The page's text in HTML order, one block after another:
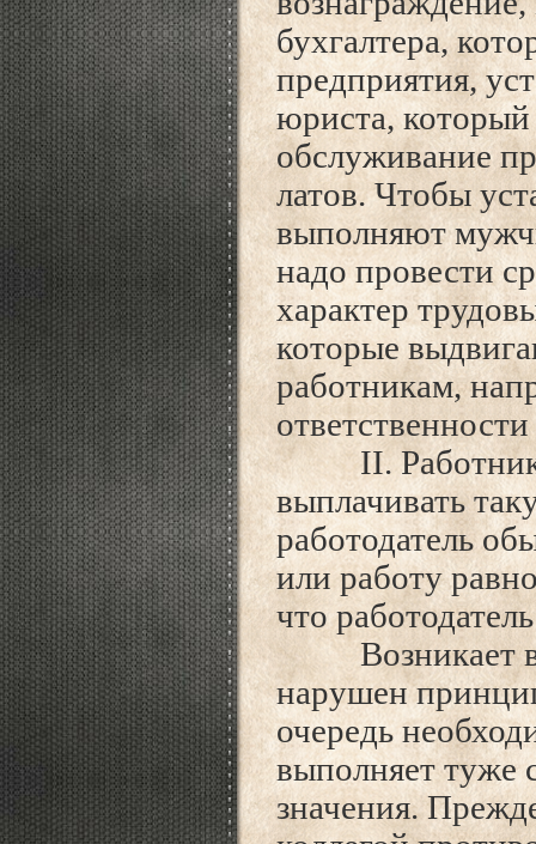
бухгалтера,
предприятия,
юриста, который
обслуживание
латов. Чтобы
выполняют
надо провести
характер
которые
работникам,
II. Работник
выплачивать
работодатель
или работу
что
Возникает
нарушен
очередь
выполняет туже
значения.